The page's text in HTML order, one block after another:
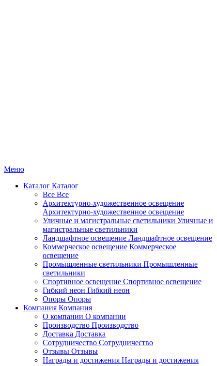
Меню
Каталог Каталог
Все Все
Архитектурно-художественное освещение
Архитектурно-художественное освещение
Уличные и магистральные светильники Уличные и
магистральные светильники
Ландшафтное освещение Ландшафтное освещение
Коммерческое освещение Коммерческое
освещение
Промышленные светильники Промышленные
светильники
Спортивное освещение Спортивное освещение
Гибкий неон Гибкий неон
Опоры Опоры
Компания Компания
О компании О компании
Производство Производство
Доставка Доставка
Сотрудничество Сотрудничество
Отзывы Отзывы
Награды и достижения Награды и достижения